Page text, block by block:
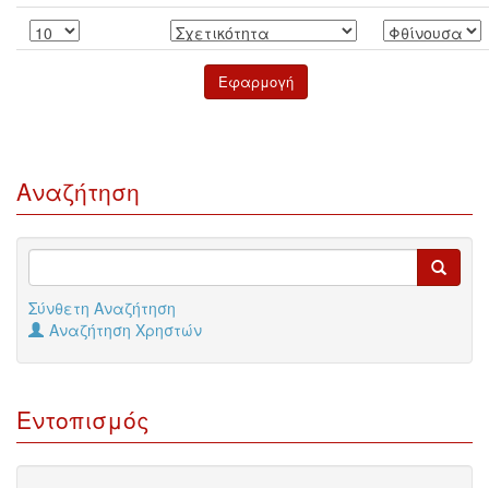
Αναζήτηση
Σύνθετη Αναζήτηση
Αναζήτηση Χρηστών
Εντοπισμός